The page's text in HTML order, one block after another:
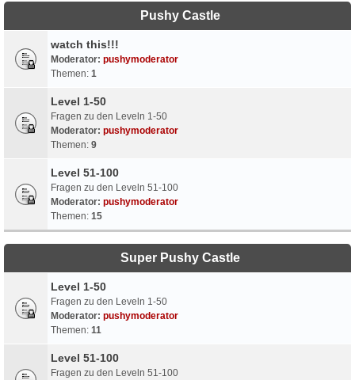
Pushy Castle
watch this!!!
Moderator: pushymoderator
Themen: 1
Level 1-50
Fragen zu den Leveln 1-50
Moderator: pushymoderator
Themen: 9
Level 51-100
Fragen zu den Leveln 51-100
Moderator: pushymoderator
Themen: 15
Super Pushy Castle
Level 1-50
Fragen zu den Leveln 1-50
Moderator: pushymoderator
Themen: 11
Level 51-100
Fragen zu den Leveln 51-100